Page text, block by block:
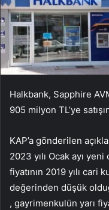
Halkbank, Sapphire
905 milyon TL’ye
KAP’a gönderilen
2023 yılı Ocak ayı
fiyatının 2019 yılı
değerinden düşük
, gayrimenkulün yarı